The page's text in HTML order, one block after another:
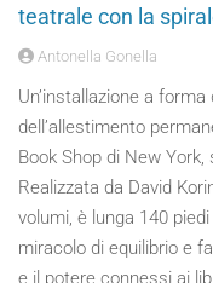
teatrale con la
Antonella Gonella
Un’installazione a
dell’allestimento
Book Shop di New
Realizzata da David
volumi, è lunga 140
miracolo di equilibrio e
e il potere connessi ai